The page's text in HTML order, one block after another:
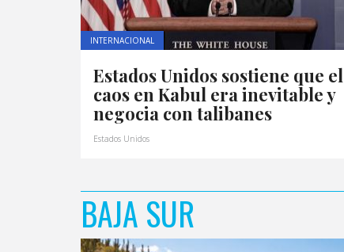
INTERNACIONAL
Estados Unidos sostiene que el
caos en Kabul era inevitable y
negocia con talibanes
Estados Unidos
BAJA SUR